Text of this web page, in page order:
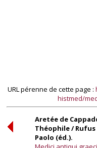
URL pérenne de cette page :
histmed/
Aretée de
Théophile / Rufus
Paolo (éd.).